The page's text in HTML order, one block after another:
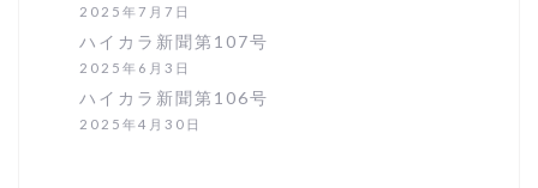
2025年7月7日
ハイカラ新聞第107号
2025年6月3日
ハイカラ新聞第106号
2025年4月30日